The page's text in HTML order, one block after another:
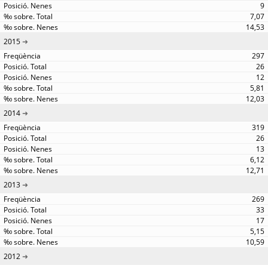
9
7,07
14,53
2015
297
26
12
5,81
12,03
2014
319
26
13
6,12
12,71
2013
269
33
17
5,15
10,59
2012